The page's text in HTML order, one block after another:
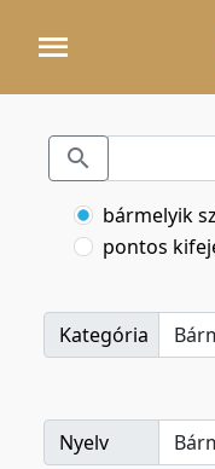
bármelyik
pontos
Kategória
Nyelv